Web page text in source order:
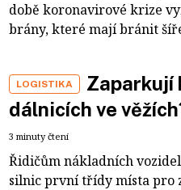
době koronavirové krize
brány, které mají bránit
LOGISTIKA
Zaparkují
dálnicích ve
3 minuty čtení
Řidičům nákladních
silnic první třídy místa pro